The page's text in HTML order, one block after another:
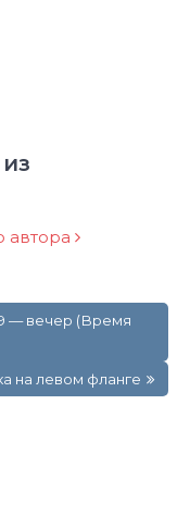
автора
— вечер (Время
на левом фланге